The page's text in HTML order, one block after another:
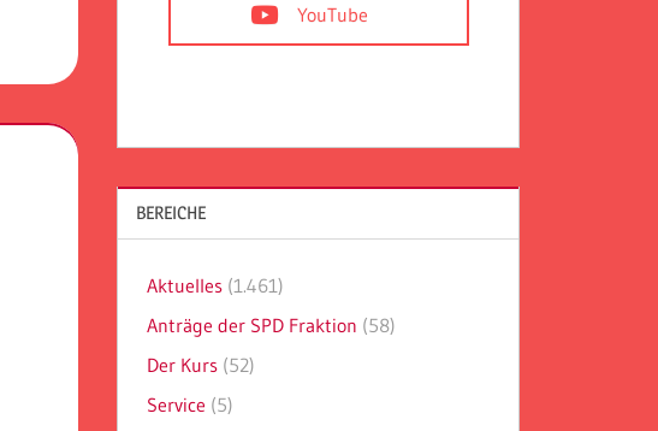
YouTube
BEREICHE
Aktuelles (1.461)
Anträge der SPD Fraktion (58)
Der Kurs (52)
Service (5)